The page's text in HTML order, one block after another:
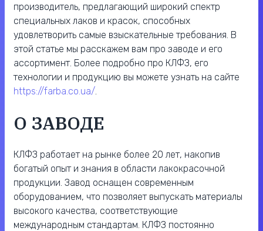
производитель, предлагающий широкий спектр
специальных лаков и красок, способных
удовлетворить самые взыскательные требования. В
этой статье мы расскажем вам про заводе и его
ассортимент. Более подробно про КЛФЗ, его
технологии и продукцию вы можете узнать на сайте
https://farba.co.ua/
О ЗАВОДЕ
КЛФЗ работает на рынке более 20 лет, накопив
богатый опыт и знания в области лакокрасочной
продукции. Завод оснащен современным
оборудованием, что позволяет выпускать материалы
высокого качества, соответствующие
международным стандартам. КЛФЗ постоянно